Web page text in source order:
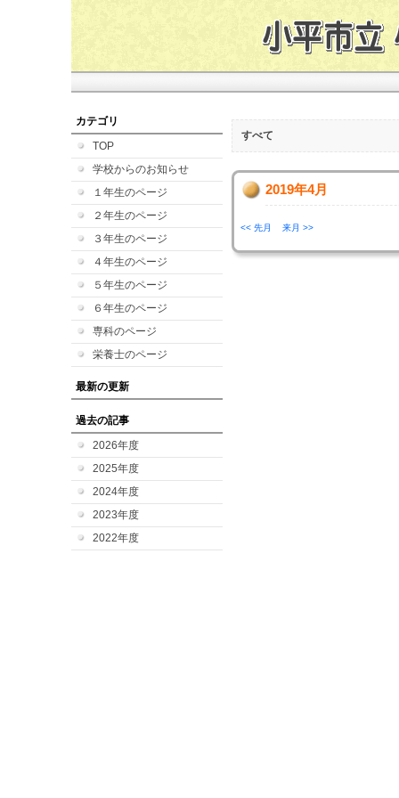
カテゴリ
TOP
学校からのお知らせ
１年生のページ
２年生のページ
３年生のページ
４年生のページ
５年生のページ
６年生のページ
専科のページ
栄養士のページ
最新の更新
過去の記事
2026年度
2025年度
2024年度
2023年度
2022年度
すべて
2019年4月
<< 先月 来月 >>